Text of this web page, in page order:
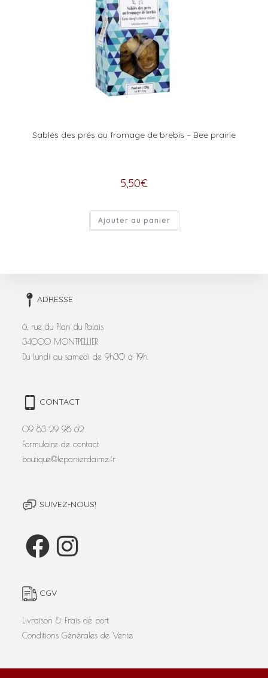
Sablés des prés au fromage de brebis – Bee prairie
5,50€
Ajouter au panier
ADRESSE
6, rue du Plan du Palais
34000 MONTPELLIER
Du lundi au samedi de 9h30 à 19h.
CONTACT
09 83 29 98 62
Formulaire de contact
boutique@lepanierdaime.fr
SUIVEZ-NOUS!
CGV
Livraison & Frais de port
Conditions Générales de Vente